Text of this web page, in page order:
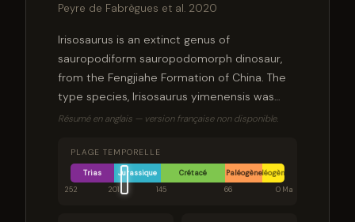
Peyre de Fabrègues et al. 2020
Irisosaurus is an extinct genus of
sauropodiform sauropodomorph dinosaur,
from the Fengjiahe Formation of China. The
type species, Irisosaurus yimenensis was
formally described in 2020. It was the sister
Résumé en anglais — version française non disponible.
PLAGE TEMPORELLE
Trias Jurassique Crétacé PaléogèneNéogène
252
201 145 66 0 Ma